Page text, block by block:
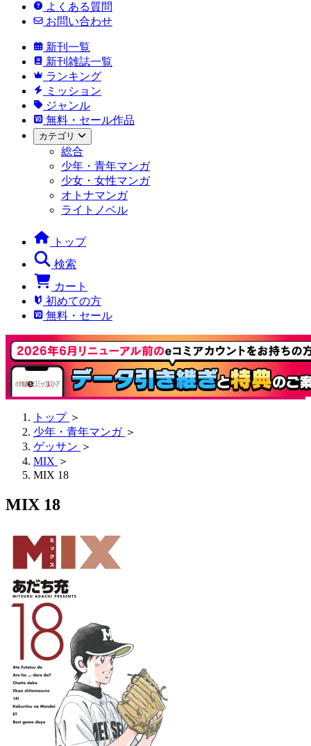
よくある質問
お問い合わせ
新刊一覧
新刊雑誌一覧
ランキング
ミッション
ジャンル
無料・セール作品
カテゴリ
総合
少年・青年マンガ
少女・女性マンガ
オトナマンガ
ライトノベル
トップ
検索
カート
初めての方
無料・セール
トップ ＞
少年・青年マンガ ＞
ゲッサン ＞
MIX ＞
MIX 18
MIX 18